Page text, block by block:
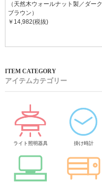
（天然木ウォールナット製／ダーク
ブラウン）
￥14,982(税抜)
アイテムカテゴリー
ライト照明器具 掛け時計